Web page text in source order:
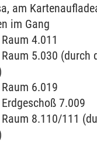
am
im Gang
4.011
5.030 (durch
6.019
7.009
Raum 8.110/111